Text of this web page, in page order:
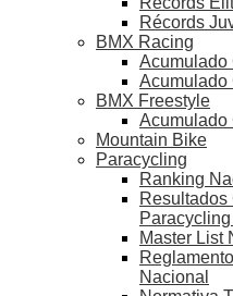
Récords
BMX Racing
Acumulado
Acumulado
BMX Freestyle
Acumulado
Mountain Bike
Paracycling
Ranking
Master List
Nacional